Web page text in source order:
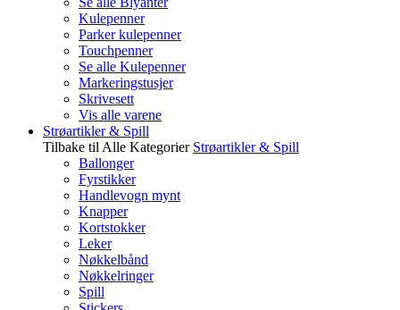
Kulepenner
Parker kulepenner
Touchpenner
Se alle Kulepenner
Markeringstusjer
Skrivesett
Vis alle varene
Strøartikler & Spill
Tilbake til Alle Kategorier Strøartikler & Spill
Ballonger
Fyrstikker
Handlevogn mynt
Knapper
Kortstokker
Leker
Nøkkelbånd
Nøkkelringer
Spill